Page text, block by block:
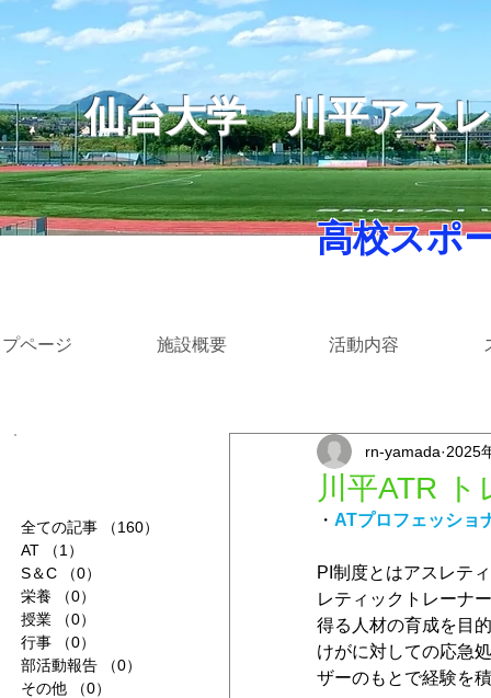
仙台大学川平アス
高校スポ
ページ 施設概要 活動内容
全ての記事 （160）
AT
（1）
S＆C
（0）
栄養
（0）
授業
（0）
行事
（0）
部活動報告
（0）
その他
（0）
川平ATR
rn-yamada 2025
・ ATプロフェッショ
PI制度とはアスレテ
レティックトレーナ
得る人材の育成を目
けがに対しての応急
ザーのもとで経験を